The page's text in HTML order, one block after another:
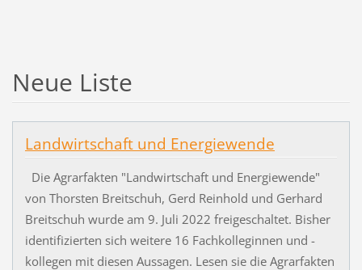
Neue Liste
Landwirtschaft und Energiewende
Die Agrarfakten "Landwirtschaft und Energiewende"
von Thorsten Breitschuh, Gerd Reinhold und Gerhard
Breitschuh wurde am 9. Juli 2022 freigeschaltet. Bisher
identifizierten sich weitere 16 Fachkolleginnen und -
kollegen mit diesen Aussagen. Lesen sie die Agrarfakten